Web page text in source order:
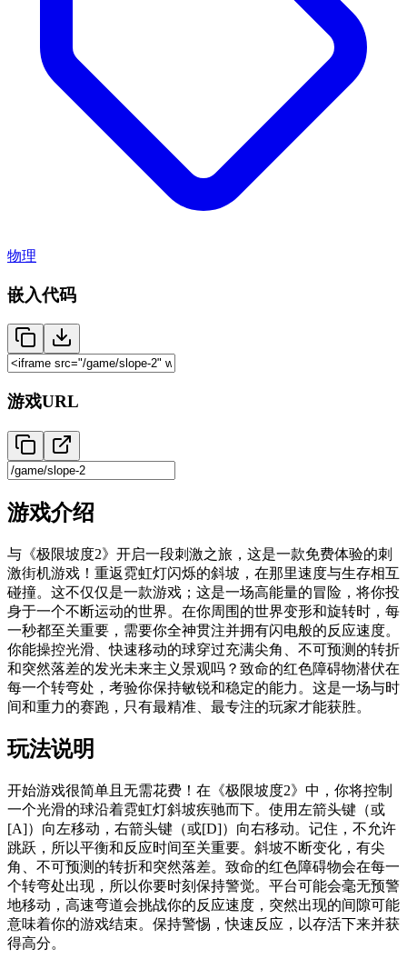
物理
嵌入代码
游戏URL
游戏介绍
与《极限坡度2》开启一段刺激之旅，这是一款免费体验的刺
激街机游戏！重返霓虹灯闪烁的斜坡，在那里速度与生存相互
碰撞。这不仅仅是一款游戏；这是一场高能量的冒险，将你投
身于一个不断运动的世界。在你周围的世界变形和旋转时，每
一秒都至关重要，需要你全神贯注并拥有闪电般的反应速度。
你能操控光滑、快速移动的球穿过充满尖角、不可预测的转折
和突然落差的发光未来主义景观吗？致命的红色障碍物潜伏在
每一个转弯处，考验你保持敏锐和稳定的能力。这是一场与时
间和重力的赛跑，只有最精准、最专注的玩家才能获胜。
玩法说明
开始游戏很简单且无需花费！在《极限坡度2》中，你将控制
一个光滑的球沿着霓虹灯斜坡疾驰而下。使用左箭头键（或
[A]）向左移动，右箭头键（或[D]）向右移动。记住，不允许
跳跃，所以平衡和反应时间至关重要。斜坡不断变化，有尖
角、不可预测的转折和突然落差。致命的红色障碍物会在每一
个转弯处出现，所以你要时刻保持警觉。平台可能会毫无预警
地移动，高速弯道会挑战你的反应速度，突然出现的间隙可能
意味着你的游戏结束。保持警惕，快速反应，以存活下来并获
得高分。